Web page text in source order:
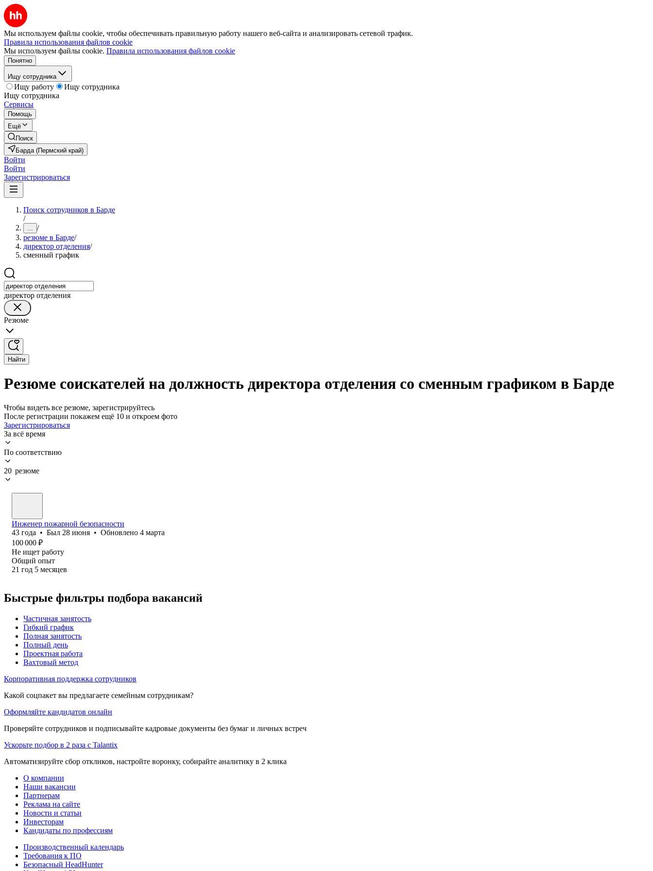
Мы используем файлы cookie, чтобы обеспечивать правильную работу нашего веб-сайта и анализировать сетевой трафик.
Правила использования файлов cookie
Мы используем файлы cookie. Правила использования файлов cookie
Понятно
Ищу сотрудника
Ищу работу
Ищу сотрудника
Ищу сотрудника
Сервисы
Помощь
Ещё
Поиск
Барда (Пермский край)
Войти
Войти
Зарегистрироваться
Поиск сотрудников в Барде
/
... /
резюме в Барде/
директор отделения/
сменный график
директор отделения
Резюме
Найти
Резюме соискателей на должность директора отделения со сменным графиком в Барде
Чтобы видеть все резюме, зарегистрируйтесь
После регистрации покажем ещё 10 и откроем фото
Зарегистрироваться
За всё время
По соответствию
20 резюме
Инженер пожарной безопасности
43 года • Был 28 июня • Обновлено 4 марта
100 000 ₽
Не ищет работу
Общий опыт
21 год 5 месяцев
Быстрые фильтры подбора вакансий
Частичная занятость
Гибкий график
Полная занятость
Полный день
Проектная работа
Вахтовый метод
Корпоративная поддержка сотрудников
Какой соцпакет вы предлагаете семейным сотрудникам?
Оформляйте кандидатов онлайн
Проверяйте сотрудников и подписывайте кадровые документы без бумаг и личных встреч
Ускорьте подбор в 2 раза с Talantix
Автоматизируйте сбор откликов, настройте воронку, собирайте аналитику в 2 клика
О компании
Наши вакансии
Партнерам
Реклама на сайте
Новости и статьи
Инвесторам
Кандидаты по профессиям
Производственный календарь
Требования к ПО
Безопасный HeadHunter